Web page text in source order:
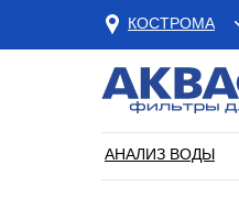
КОСТРОМА
АНАЛИЗ ВОДЫ